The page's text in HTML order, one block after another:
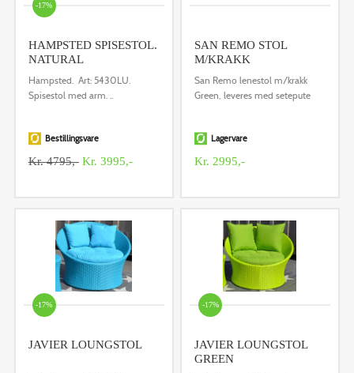
-17%
HAMPSTED SPISESTOL.
NATURAL
Hampsted. Art: 5430LU.
Spisestol med arm. ..
Bestillingsvare
Kr. 4795,-Kr. 3995,-
SAN REMO STOL
M/KRAKK
San Remo lenestol m/krakk
Green, leveres med setepute
Lagervare
Kr. 2995,-
-17%
JAVIER LOUNGSTOL
-17%
JAVIER LOUNGSTOL
GREEN